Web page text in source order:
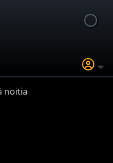
noitia